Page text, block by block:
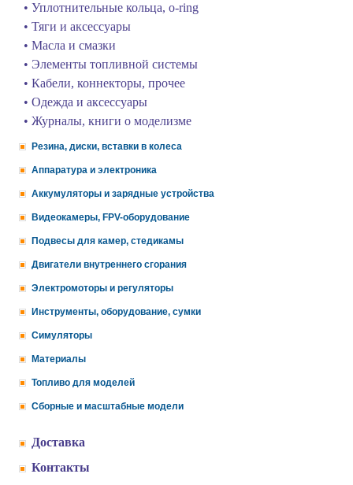
• Уплотнительные кольца, o-ring
• Тяги и аксессуары
• Масла и смазки
• Элементы топливной системы
• Кабели, коннекторы, прочее
• Одежда и аксессуары
• Журналы, книги о моделизме
Резина, диски, вставки в колеса
Аппаратура и электроника
Аккумуляторы и зарядные устройства
Видеокамеры, FPV-оборудование
Подвесы для камер, стедикамы
Двигатели внутреннего сгорания
Электромоторы и регуляторы
Инструменты, оборудование, сумки
Симуляторы
Материалы
Топливо для моделей
Сборные и масштабные модели
Доставка
Контакты